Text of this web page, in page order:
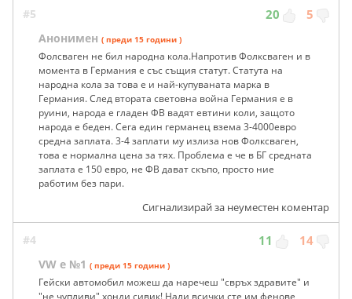
#5 20 5
Анонимен ( преди 15 години )
Фолсваген не бил народна кола.Напротив Фолксваген и в
момента в Германия е със същия статут. Статута на
народна кола за това е и най-купуваната марка в
Германия. След втората световна война Германия е в
руини, народа е гладен ФВ вадят евтини коли, защото
народа е беден. Сега един германец взема 3-4000евро
средна заплата. 3-4 заплати му излиза нов Фолксваген,
това е нормална цена за тях. Проблема е че в БГ средната
заплата е 150 евро, не ФВ дават скъпо, просто ние
работим без пари.
Сигнализирай за неуместен коментар
#4 11 14
VW е №1 ( преди 15 години )
Гейски автомобил можеш да наречеш "свръх здравите" и